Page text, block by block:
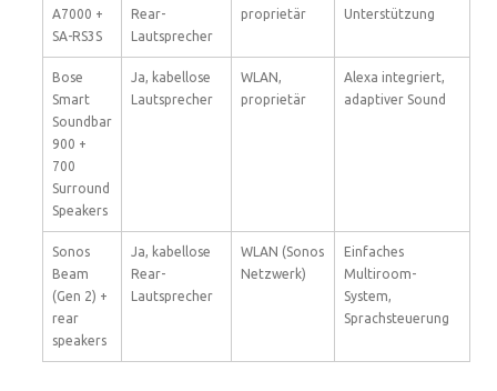
A7000 +
SA-RS3S
Rear-
Lautsprecher
proprietär
Unterstützung
Bose
Smart
Soundbar
900 +
700
Surround
Speakers
Ja, kabellose
Lautsprecher
WLAN,
proprietär
Alexa integriert,
adaptiver Sound
Sonos
Beam
(Gen 2) +
rear
speakers
Ja, kabellose
Rear-
Lautsprecher
WLAN (Sonos
Netzwerk)
Einfaches
Multiroom-
System,
Sprachsteuerung